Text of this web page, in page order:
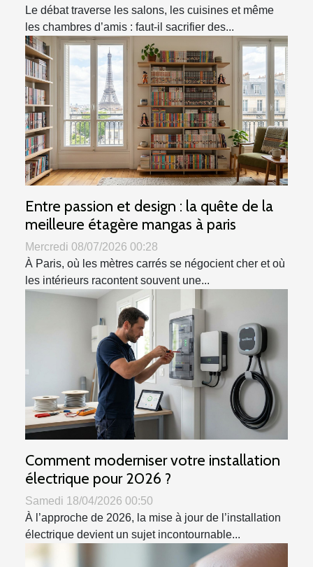
Le débat traverse les salons, les cuisines et même
les chambres d’amis : faut-il sacrifier des...
Entre passion et design : la quête de la
meilleure étagère mangas à paris
Mercredi 08/07/2026 00:28
À Paris, où les mètres carrés se négocient cher et où
les intérieurs racontent souvent une...
Comment moderniser votre installation
électrique pour 2026 ?
Samedi 18/04/2026 00:50
À l’approche de 2026, la mise à jour de l’installation
électrique devient un sujet incontournable...